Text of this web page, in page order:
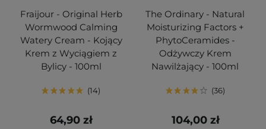
Fraijour - Original Herb
Wormwood Calming
Watery Cream - Kojący
Krem z Wyciągiem z
Bylicy - 100ml
14
64,90 zł
The Ordinary - Natural
Moisturizing Factors +
PhytoCeramides -
Odżywczy Krem
Nawilżający - 100ml
36
104,00 zł